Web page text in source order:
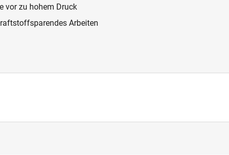
vor zu hohem Druck
Arbeiten